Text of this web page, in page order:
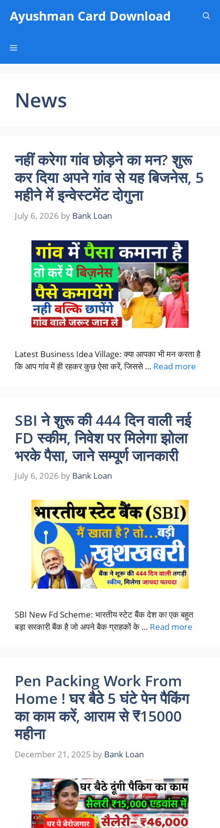
Ayushman Card Download
Menu
News
नहीं करेगा गांव छोड़ने का मन? शुरू
कर दिया अपने गांव से यह बिजनेस, 5
महीने में इन्वेस्टमेंट दोगुना
July 6, 2026 by Bank Loan
Latest Business Idea Village: क्या आपका भी मन करता है
कि आप गांव में ही रहकर कुछ ऐसा करें, जिससे … Read more
SBI ने शुरू की 444 दिन वाली नई
FD स्कीम, निवेश पर मिलेगा झोला
भरके पैसा, जाने सम्पूर्ण जानकारी
July 6, 2026 by Bank Loan
SBI New Fd Scheme: भारतीय स्टेट बैंक देश का एक बहुत
बड़ा सरकारी बैंक है जो अपने बैक ग्राहकों के … Read more
Pen Packing Work From
Home ! घर बैठे 5 घंटे पेन पैकिंग
का काम करें, आराम से ₹15000
महीना
December 21, 2025 by Bank Loan